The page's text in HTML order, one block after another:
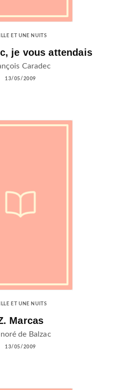
ET UNE NUITS
je vous attendais
Caradec
13/05/2009
ET UNE NUITS
Marcas
de Balzac
13/05/2009